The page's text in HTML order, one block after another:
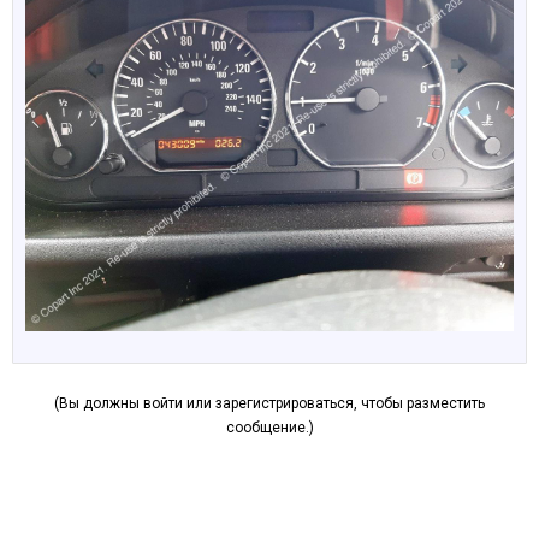
(Вы должны войти или зарегистрироваться, чтобы разместить
сообщение.)